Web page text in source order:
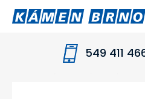
549 411
NOVINKY